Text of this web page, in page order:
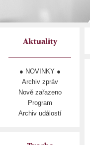
Aktuality
● NOVINKY ●
Archiv zpráv
Nově zařazeno
Program
Archiv událostí